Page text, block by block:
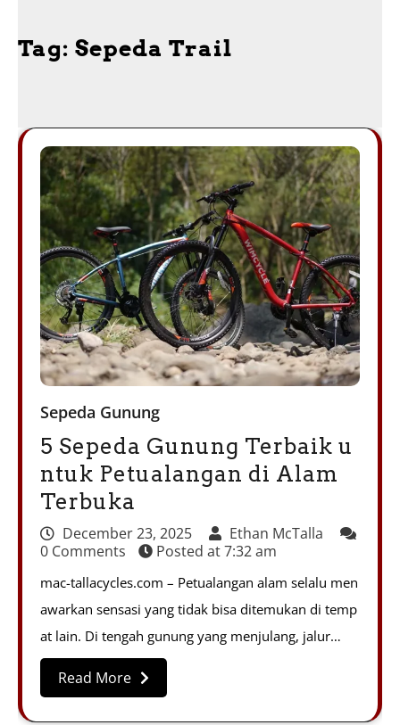
Tag: Sepeda Trail
Sepeda Gunung
5 Sepeda Gunung Terbaik u
ntuk Petualangan di Alam
Terbuka
December 23, 2025
Ethan McTalla
0 Comments
Posted at7:32 am
mac-tallacycles.com – Petualangan alam selalu men
awarkan sensasi yang tidak bisa ditemukan di temp
at lain. Di tengah gunung yang menjulang, jalur…
Read More